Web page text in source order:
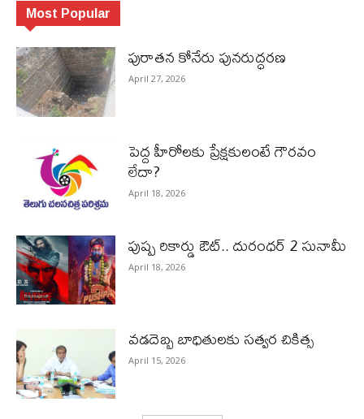
Most Popular
పురాత‌న కోనేరు పున‌రుద్ధ‌ర‌ణ
April 27, 2026
పెద్ద హీరోల‌కు ప్రేక్ష‌కులంటే గౌర‌వం
లేదా?
April 18, 2026
పుష్ప రికార్డు ఔట్‌.. దురంధ‌ర్ 2 సునామీ
April 18, 2026
వడదెబ్బ బాధితులకు సత్వర చికిత్స
April 15, 2026